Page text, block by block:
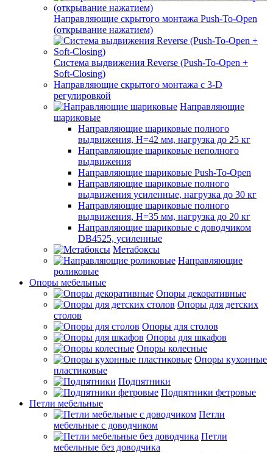
Направляющие скрытого монтажа Push-To-Open
(открывание нажатием)
Система выдвижения Reverse (Push-To-Open +
Soft-Closing)
Направляющие скрытого монтажа с 3-D
регулировкой
Направляющие
шариковые
Направляющие шариковые полного
выдвижения, H=42 мм, нагрузка до 25 кг
Направляющие шариковые неполного
выдвижения
Направляющие шариковые Push-To-Open
Направляющие шариковые полного
выдвижения усиленные, нагрузка до 30 кг
Направляющие шариковые полного
выдвижения, H=35 мм, нагрузка до 20 кг
Направляющие шариковые с доводчиком
DB4525, усиленные
Метабоксы
Направляющие
роликовые
Опоры мебельные
Опоры декоративные
Опоры для детских
столов
Опоры для столов
Опоры для шкафов
Опоры колесные
Опоры кухонные
пластиковые
Подпятники
Подпятники фетровые
Петли мебельные
Петли
мебельные с доводчиком
Петли
мебельные без доводчика